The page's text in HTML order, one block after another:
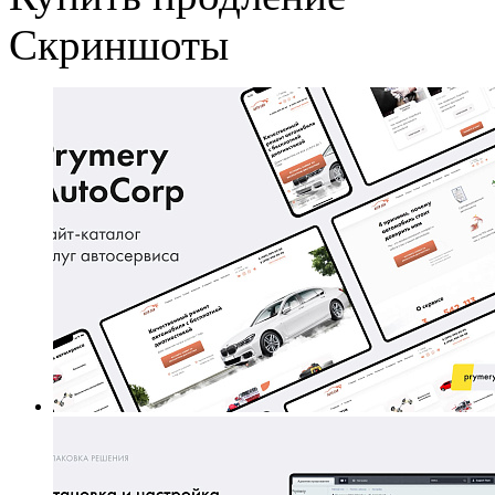
Скриншоты